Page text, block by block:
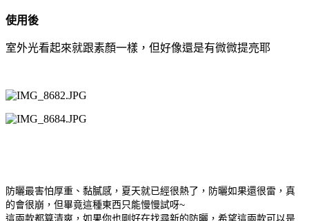
使用後
室外光看起來就跟素顏一樣，但好像還是有微微提亮耶
防曬最害怕厚重、黏膩感，夏天就已經很熱了，防曬如果還很雷，真
的會很崩，但畢竟這種東西只能慢慢試呀~
這兩款都算清爽，如果你也剛好在找尋新的防曬，希望這兩款可以是